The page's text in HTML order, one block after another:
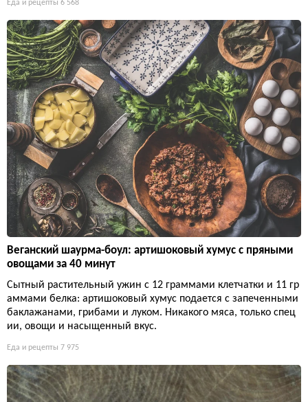
Еда и рецепты 6 568
Веганский шаурма-боул: артишоковый хумус с пряными
овощами за 40 минут
Сытный растительный ужин с 12 граммами клетчатки и 11 гр
аммами белка: артишоковый хумус подается с запеченными
баклажанами, грибами и луком. Никакого мяса, только спец
ии, овощи и насыщенный вкус.
Еда и рецепты 7 975